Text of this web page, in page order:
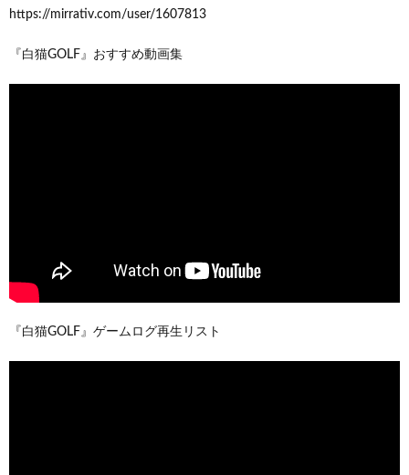
https://mirrativ.com/user/1607813
『白猫GOLF』おすすめ動画集
『白猫GOLF』ゲームログ再生リスト